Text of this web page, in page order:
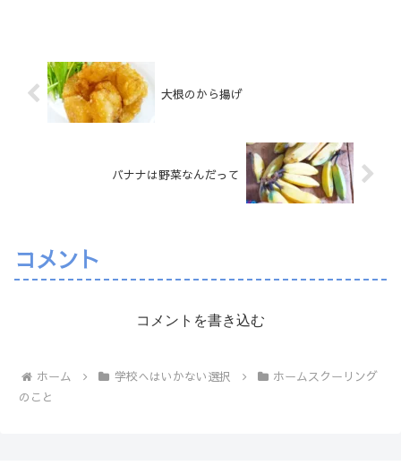
大根のから揚げ
バナナは野菜なんだって
コメント
コメントを書き込む
ホーム 学校へはいかない選択
ホームスクーリング
のこと